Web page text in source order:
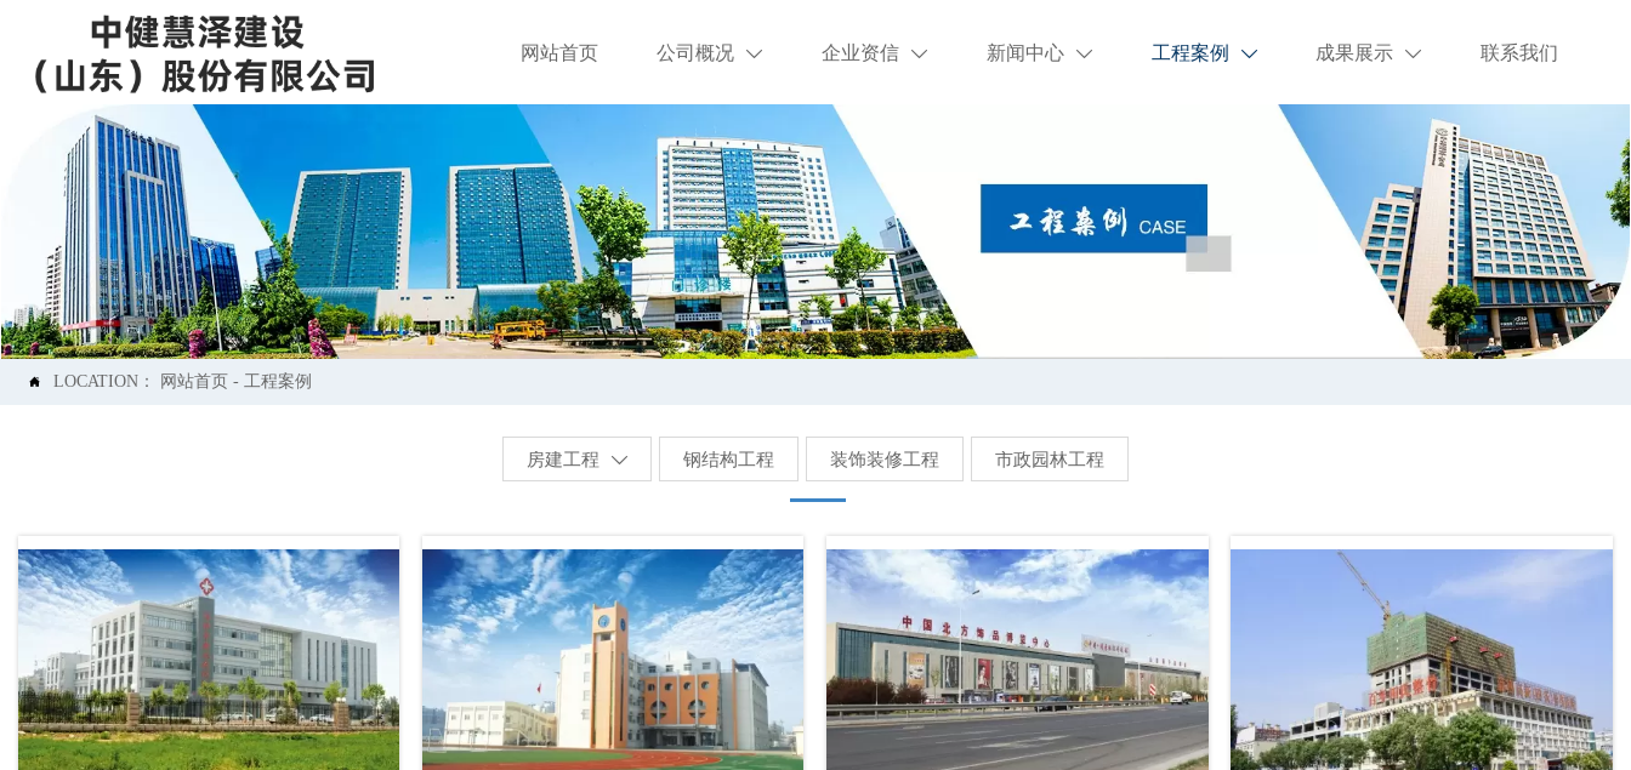
网站首页 公司概况  企业资信  新闻中心  工程案例  成果展示  联系我们
 LOCATION： 网站首页 - 工程案例
房建工程  钢结构工程 装饰装修工程 市政园林工程